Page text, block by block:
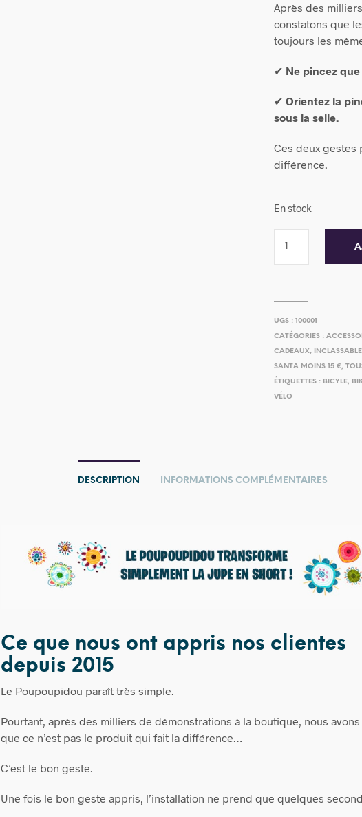
Après des
constatons que
toujours les
✔ Ne pincez
✔Orientez la
sous la selle.
Ces deux
différence.
En stock
UGS :100001
CATÉGORIES :
CADEAUX,
SANTA MOINS 15 €,
ÉTIQUETTES : BICYLE,
VÉLO
DESCRIPTION INFORMATIONS COMPLÉMENTAIRES
Ce que nous ont appris nos clientes
depuis 2015
Le Poupoupidou paraît très simple.
Pourtant, après des milliers de démonstrations à la boutique, nous
que ce n’est pas le produit qui fait la différence…
C’est le bon geste.
Une fois le bon geste appris, l’installation ne prend que quelques